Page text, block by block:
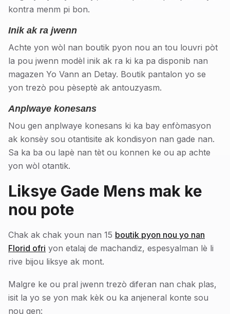
kontra menm pi bon.
Inik ak ra jwenn
Achte yon wòl nan boutik pyon nou an tou louvri pòt
la pou jwenn modèl inik ak ra ki ka pa disponib nan
magazen Yo Vann an Detay. Boutik pantalon yo se
yon trezò pou pèseptè ak antouzyasm.
Anplwaye konesans
Nou gen anplwaye konesans ki ka bay enfòmasyon
ak konsèy sou otantisite ak kondisyon nan gade nan.
Sa ka ba ou lapè nan tèt ou konnen ke ou ap achte
yon wòl otantik.
Liksye Gade Mens mak ke
nou pote
Chak ak chak youn nan 15 boutik pyon nou yo nan
Florid ofri yon etalaj de machandiz, espesyalman lè li
rive bijou liksye ak mont.
Malgre ke ou pral jwenn trezò diferan nan chak plas,
isit la yo se yon mak kèk ou ka anjeneral konte sou
nou gen: